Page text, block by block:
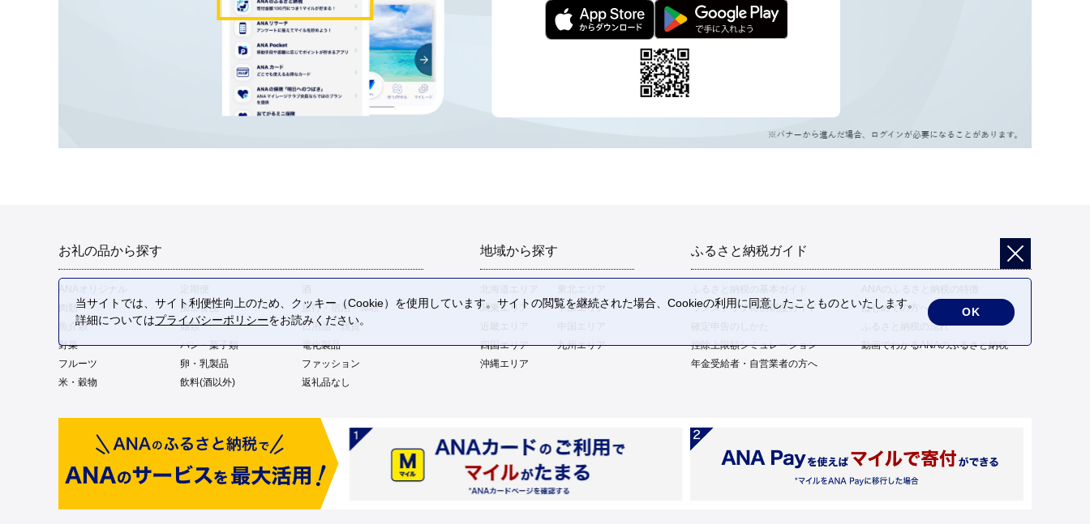
お礼の品から探す
肉類
加工食品
旅行・宿泊・体験
魚介類
麺類
日用品・雑貨
野菜
パン・菓子類
電化製品
フルーツ
卵・乳製品
ファッション
米・穀物
飲料(酒以外) 返礼品なし
地域から探す
関東エリア
中部エリア
四国エリア
九州エリア
沖縄エリア
ふるさと納税ガイド
ふるさと納税の基本ガイド
ANAのふるさと納税の特徴
ワンストップ特例制度ガイド
はじめての方へ
ふるさと納税の流れ
控除上限額シミュレーション
動画でわかるANAのふるさと納税
年金受給者・自営業者の方へ
当サイトでは、サイト利便性向上のため、クッキー（Cookie）を使用しています。サイトの閲覧を継続された場合、Cookieの利用に同意したことものといたします。
詳細についてはプライバシーポリシーをお読みください。
OK